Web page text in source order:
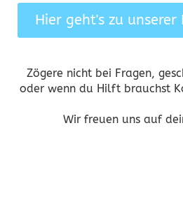
Hier geht's zu unserer
Zögere nicht bei Fragen,
oder wenn du Hilft brauchst
Wir freuen uns auf